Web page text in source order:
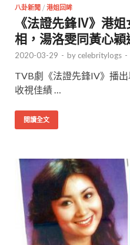
八卦新聞 / 港姐回眸
《法證先鋒Ⅳ》港
相，湯洛雯同黃心穎
2020-03-29 - by celebritylogs -
TVB劇《法證先鋒IV》播
收視佳績 …
閱讀全文